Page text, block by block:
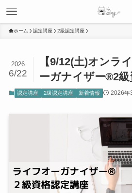
ホーム 認定講座 2級認定講座
【9/12(土)オンラ
ーガナイザー®︎2
2026
6/22
認定講座 2級認定講座 新着情報 2026年